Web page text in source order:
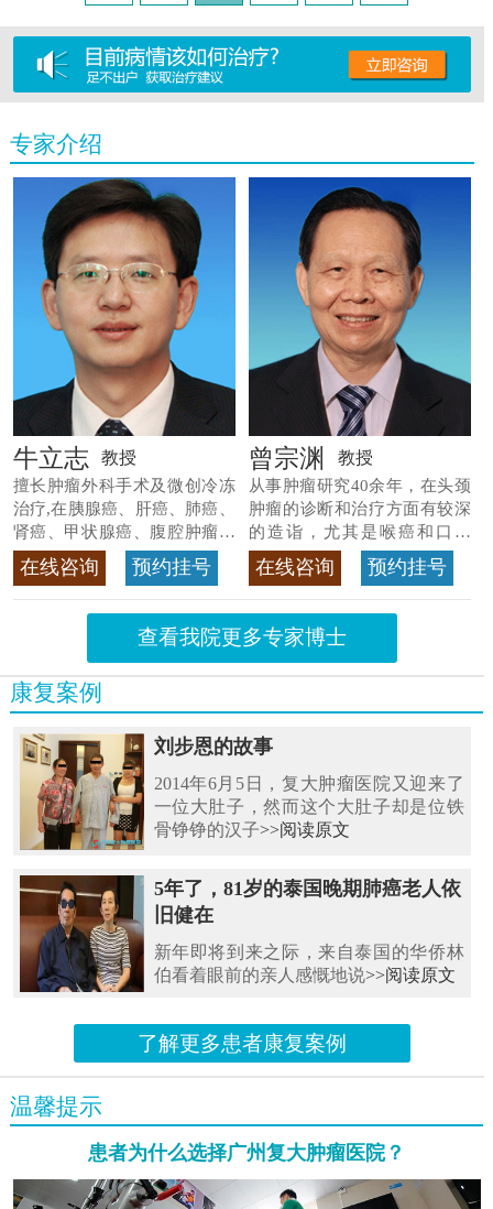
专家介绍
牛立志 教授
擅长肿瘤外科手术及微创冷冻
治疗,在胰腺癌、肝癌、肺癌、
肾癌、甲状腺癌、腹腔肿瘤等
>>查看专家详情
在线咨询 预约挂号
曾宗渊 教授
从事肿瘤研究40余年，在头颈
肿瘤的诊断和治疗方面有较深
的造诣，尤其是喉癌和口腔
癌，迄今仍是广东喉癌单病种
首席专家 >>查看专家详情
在线咨询 预约挂号
查看我院更多专家博士
康复案例
刘步恩的故事
2014年6月5日，复大肿瘤医院又迎来了
一位大肚子，然而这个大肚子却是位铁
骨铮铮的汉子>>阅读原文
5年了，81岁的泰国晚期肺癌老人依
旧健在
新年即将到来之际，来自泰国的华侨林
伯看着眼前的亲人感慨地说>>阅读原文
了解更多患者康复案例
温馨提示
患者为什么选择广州复大肿瘤医院？